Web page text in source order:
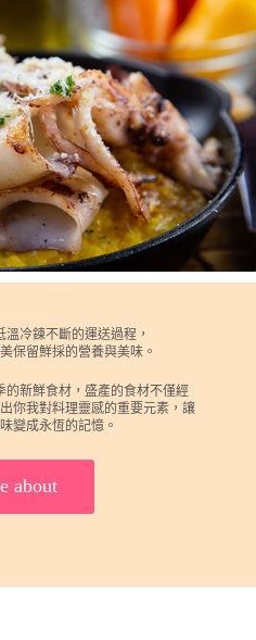
冷鍊不斷的運送過程，
保留鮮採的營養與美味。
的新鮮食材，盛產的食材不僅經
你我對料理靈感的重要元素，讓
變成永恆的記憶。